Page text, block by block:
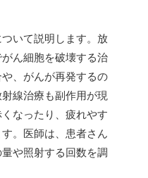
いて説明します。放
ん細胞を破壊する治
、がんが再発するの
線治療も副作用が現
なったり、疲れやす
。医師は、患者さん
や照射する回数を調